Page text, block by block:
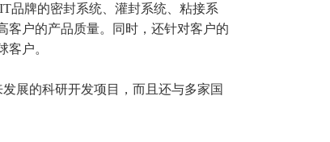
品牌的密封系统 、灌封系统、粘接系
客户的产品质量。同时，还针对客户的
户。
展的科研开发项目，而且还与多家国